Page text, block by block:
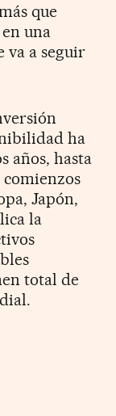
que
una
va a seguir
ha
años, hasta
Japón,
la
total de